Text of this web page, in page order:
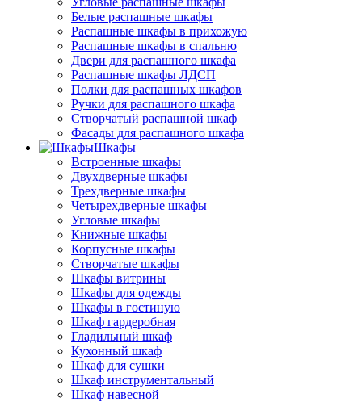
Белые распашные шкафы
Распашные шкафы в прихожую
Распашные шкафы в спальню
Двери для распашного шкафа
Распашные шкафы ЛДСП
Полки для распашных шкафов
Ручки для распашного шкафа
Створчатый распашной шкаф
Фасады для распашного шкафа
Шкафы
Встроенные шкафы
Двухдверные шкафы
Трехдверные шкафы
Четырехдверные шкафы
Угловые шкафы
Книжные шкафы
Корпусные шкафы
Створчатые шкафы
Шкафы витрины
Шкафы для одежды
Шкафы в гостиную
Шкаф гардеробная
Гладильный шкаф
Кухонный шкаф
Шкаф для сушки
Шкаф инструментальный
Шкаф навесной